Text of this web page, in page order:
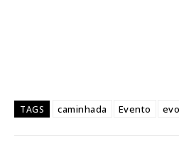
TAGS caminhada Evento